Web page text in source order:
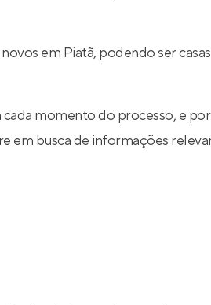
em Piatã, podendo ser
momento do processo, e
em busca de informações